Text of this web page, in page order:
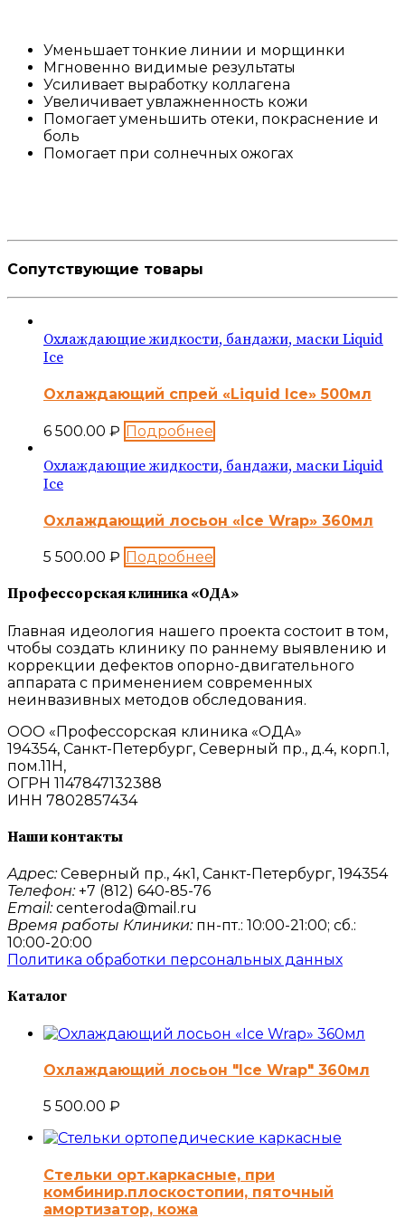
Уменьшает тонкие линии и морщинки
Мгновенно видимые результаты
Усиливает выработку коллагена
Увеличивает увлажненность кожи
Помогает уменьшить отеки, покраснение и
боль
Помогает при солнечных ожогах
Сопутствующие товары
Охлаждающие жидкости, бандажи, маски Liquid
Ice
Охлаждающий спрей «Liquid Ice» 500мл
6 500.00 ₽ Подробнее
Охлаждающие жидкости, бандажи, маски Liquid
Ice
Охлаждающий лосьон «Ice Wrap» 360мл
5 500.00 ₽ Подробнее
Профессорская клиника «ОДА»
Главная идеология нашего проекта состоит в том,
чтобы создать клинику по раннему выявлению и
коррекции дефектов опорно-двигательного
аппарата с применением современных
неинвазивных методов обследования.
ООО «Профессорская клиника «ОДА»
194354, Санкт-Петербург, Северный пр., д.4, корп.1,
пом.11Н,
ОГРН 1147847132388
ИНН 7802857434
Наши контакты
Адрес:Северный пр., 4к1, Санкт-Петербург, 194354
Телефон:+7 (812) 640-85-76
Email:centeroda@mail.ru
Время работы Клиники:пн-пт.: 10:00-21:00; сб.:
10:00-20:00
Политика обработки персональных данных
Каталог
Охлаждающий лосьон "Ice Wrap" 360мл
5 500.00 ₽
Стельки орт.каркасные, при
комбинир.плоскостопии, пяточный
амортизатор, кожа